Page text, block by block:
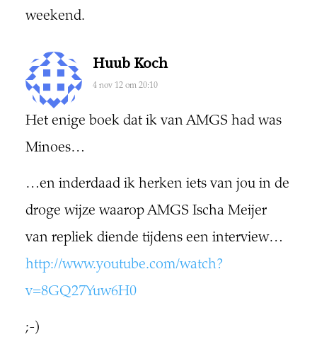
weekend.
Huub Koch
4 nov 12 om 20:10
Het enige boek dat ik van AMGS had was
Minoes…
…en inderdaad ik herken iets van jou in de
droge wijze waarop AMGS Ischa Meijer
van repliek diende tijdens een interview…
http://www.youtube.com/watch?
v=8GQ27Yuw6H0
;-)